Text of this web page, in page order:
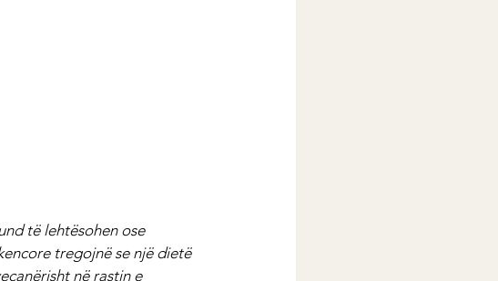
të lehtësohen ose
tregojnë se një dietë
në rastin e